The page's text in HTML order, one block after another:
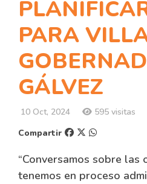
PARA
GÁLVEZ
10 Oct, 2024
595 visitas
Compartir
“Conversamos sobre las
tenemos en proceso